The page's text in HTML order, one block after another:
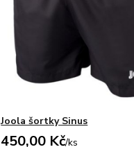
Joola šortky Sinus
450,00 Kč/ks